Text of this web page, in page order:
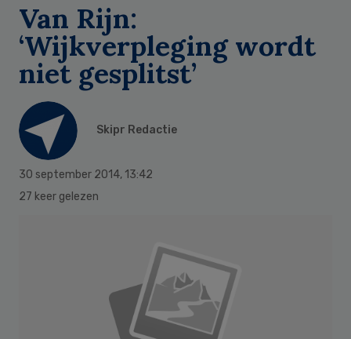
Van Rijn:
‘Wijkverpleging wordt
niet gesplitst’
Skipr Redactie
30 september 2014, 13:42
27 keer gelezen